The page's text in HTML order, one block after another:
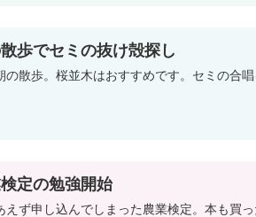
歩でセミの抜け殻探し
の散歩。桜並木はおすすめです。セミの合
定の勉強開始
えず申し込んでしまった農業検定。本も買っ